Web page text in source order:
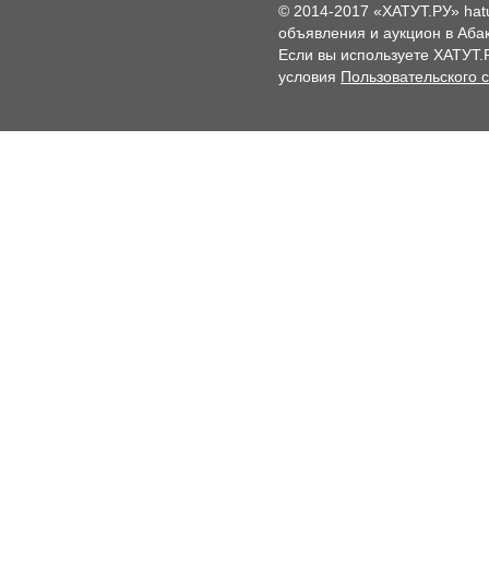
© 2014-2017 «ХАТУТ.РУ»
объявления и аукцион в
Если вы используете
условия Пользовательского